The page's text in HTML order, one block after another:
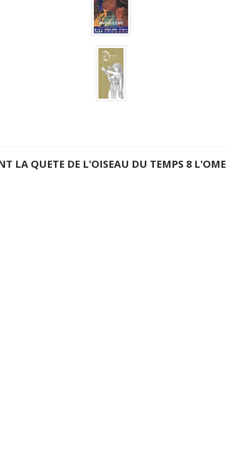
LA QUETE DE L'OISEAU DU TEMPS 8